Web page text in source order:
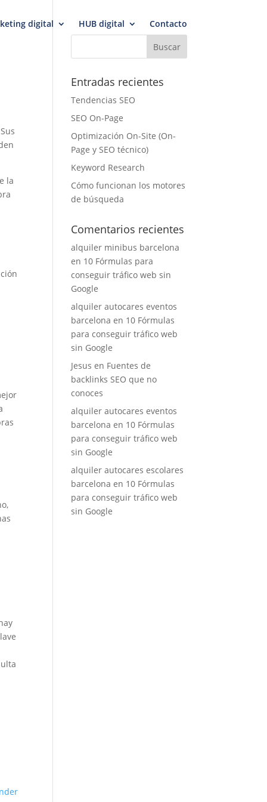
digital HUB digital Contacto
la
Entradas recientes
Tendencias SEO
SEO On-Page
Optimización On-Site (On-
Page y SEO técnico)
Keyword Research
Cómo funcionan los motores
de búsqueda
Comentarios recientes
alquiler minibus barcelona
en 10 Fórmulas para
conseguir tráfico web sin
Google
alquiler autocares eventos
barcelona en 10 Fórmulas
para conseguir tráfico web
sin Google
Jesus en Fuentes de
backlinks SEO que no
conoces
alquiler autocares eventos
barcelona en 10 Fórmulas
para conseguir tráfico web
sin Google
alquiler autocares escolares
barcelona en 10 Fórmulas
para conseguir tráfico web
sin Google